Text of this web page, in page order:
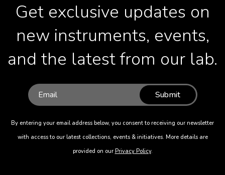
Get exclusive updates on
new instruments, events,
and the latest from our lab.
Submit
By entering your email address below, you consent to receiving our newsletter
with access to our latest collections, events & initiatives. More details are
provided on our Privacy Policy.